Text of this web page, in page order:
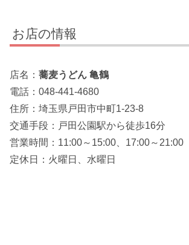
お店の情報
店名： 蕎麦うどん 亀鶴
電話：048-441-4680
住所：埼玉県戸田市中町1-23-8
交通手段：戸田公園駅から徒歩16分
営業時間：11:00～15:00、17:00～21:00
定休日：火曜日、水曜日